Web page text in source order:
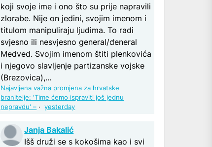
koji svoje ime i ono što su prije napravili
zlorabe. Nije on jedini, svojim imenom i
titulom manipuliraju ljudima. To radi
svjesno ili nesvjesno general/đeneral
Medved. Svojim imenom štiti plenkovića
i njegovo slavljenje partizanske vojske
(Brezovica),...
Najavljena važna promjena za hrvatske
branitelje: 'Time ćemo ispraviti još jednu
nepravdu' – ·yesterday
Janja Bakalić
Išš druži se s kokošima kao i svi